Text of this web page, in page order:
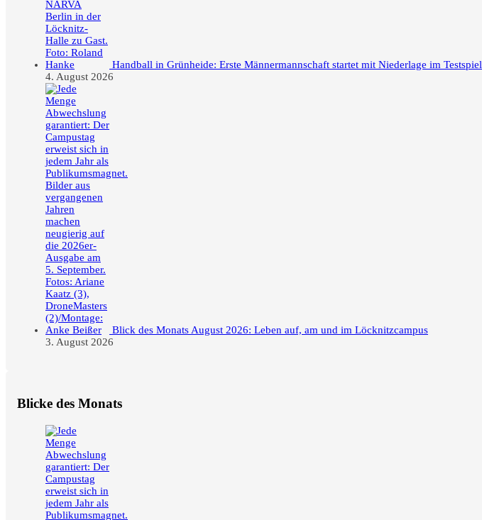
Handball in Grünheide: Erste Männermannschaft startet mit Niederlage im Testspiel
4. August 2026
Blick des Monats August 2026: Leben auf, am und im Löcknitzcampus
3. August 2026
Blicke des Monats